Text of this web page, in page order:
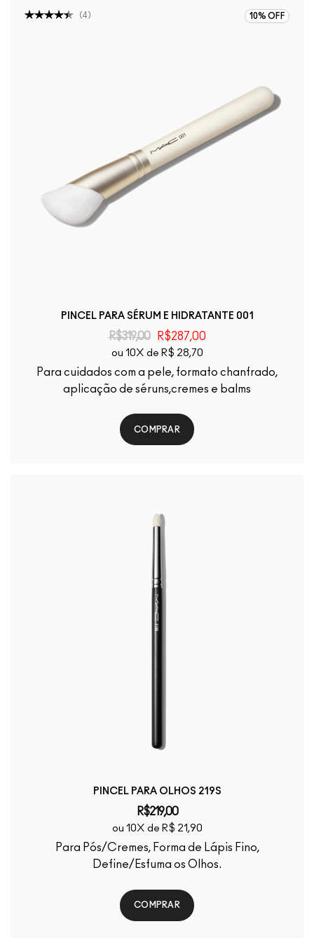
10% OFF
(4)
PINCEL PARA SÉRUM E HIDRATANTE 001
R$319,00 R$287,00
ou 10X de R$ 28,70
Para cuidados com a pele, formato chanfrado,
aplicação de séruns,cremes e balms
COMPRAR
PINCEL PARA OLHOS 219S
R$219,00
ou 10X de R$ 21,90
Para Pós/Cremes, Forma de Lápis Fino,
Define/Esfuma os Olhos.
COMPRAR